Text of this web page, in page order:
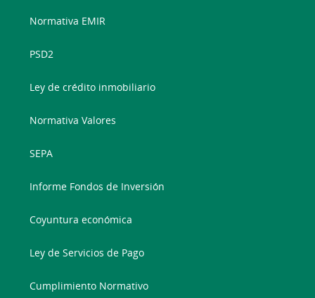
Normativa EMIR
PSD2
Ley de crédito inmobiliario
Normativa Valores
SEPA
Informe Fondos de Inversión
Coyuntura económica
Ley de Servicios de Pago
Cumplimiento Normativo